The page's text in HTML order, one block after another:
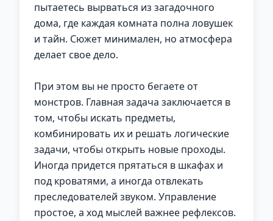
пытаетесь вырваться из загадочного
дома, где каждая комната полна ловушек
и тайн. Сюжет минимален, но атмосфера
делает свое дело.
При этом вы не просто бегаете от
монстров. Главная задача заключается в
том, чтобы искать предметы,
комбинировать их и решать логические
задачи, чтобы открыть новые проходы.
Иногда придется прятаться в шкафах и
под кроватями, а иногда отвлекать
преследователей звуком. Управление
простое, а ход мыслей важнее рефлексов.